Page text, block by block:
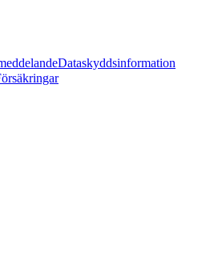
Dataskyddsinformation